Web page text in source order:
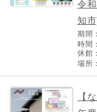
令
知
期間
時間
休館
場所
【